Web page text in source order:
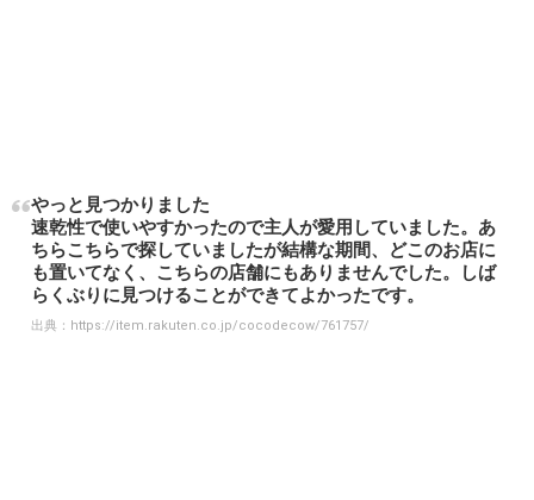
やっと見つかりました
速乾性で使いやすかったので主人が愛用していました。あ
ちらこちらで探していましたが結構な期間、どこのお店に
も置いてなく、こちらの店舗にもありませんでした。しば
らくぶりに見つけることができてよかったです。
出典： https://item.rakuten.co.jp/cocodecow/761757/